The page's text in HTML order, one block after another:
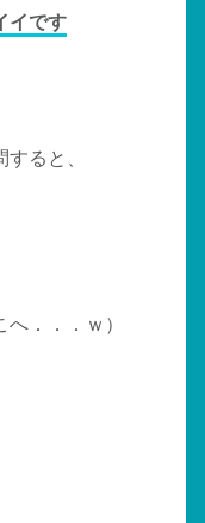
イです
ると、
．．．ｗ）